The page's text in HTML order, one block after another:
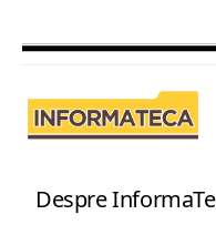
Despre